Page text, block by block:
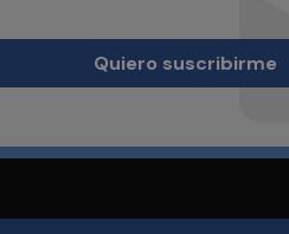
Quiero suscribirme